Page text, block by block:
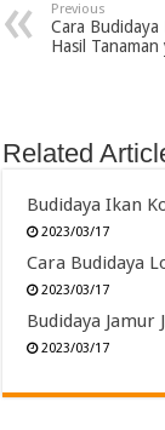
Previous
Cara
Hasil
Related
Budidaya Ikan
2023/03/17
Cara Budidaya
2023/03/17
Budidaya
2023/03/17